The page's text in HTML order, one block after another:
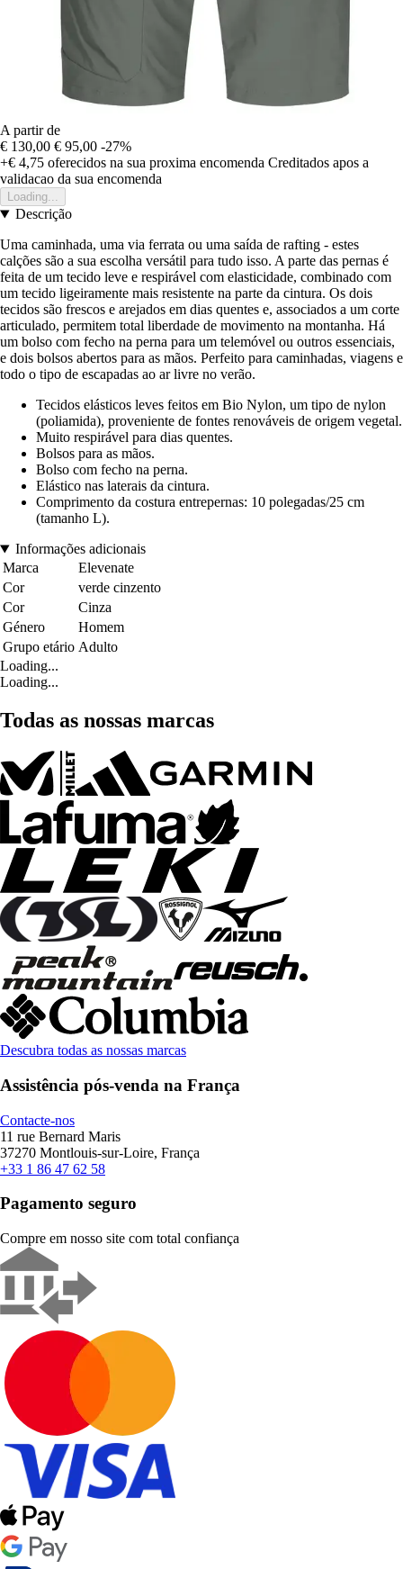
A partir de
€ 130,00 € 95,00 -27%
+€ 4,75 oferecidos na sua proxima encomenda Creditados apos a
validacao da sua encomenda
Loading...
Descrição
Uma caminhada, uma via ferrata ou uma saída de rafting - estes
calções são a sua escolha versátil para tudo isso. A parte das pernas é
feita de um tecido leve e respirável com elasticidade, combinado com
um tecido ligeiramente mais resistente na parte da cintura. Os dois
tecidos são frescos e arejados em dias quentes e, associados a um corte
articulado, permitem total liberdade de movimento na montanha. Há
um bolso com fecho na perna para um telemóvel ou outros essenciais,
e dois bolsos abertos para as mãos. Perfeito para caminhadas, viagens e
todo o tipo de escapadas ao ar livre no verão.
Tecidos elásticos leves feitos em Bio Nylon, um tipo de nylon
(poliamida), proveniente de fontes renováveis de origem vegetal.
Muito respirável para dias quentes.
Bolsos para as mãos.
Bolso com fecho na perna.
Elástico nas laterais da cintura.
Comprimento da costura entrepernas: 10 polegadas/25 cm
(tamanho L).
Informações adicionais
Marca
Elevenate
Cor
verde cinzento
Cor
Cinza
Género
Homem
Grupo etário Adulto
Loading...
Loading...
Todas as nossas marcas
Descubra todas as nossas marcas
Assistência pós-venda na França
Contacte-nos
11 rue Bernard Maris
37270 Montlouis-sur-Loire, França
+33 1 86 47 62 58
Pagamento seguro
Compre em nosso site com total confiança